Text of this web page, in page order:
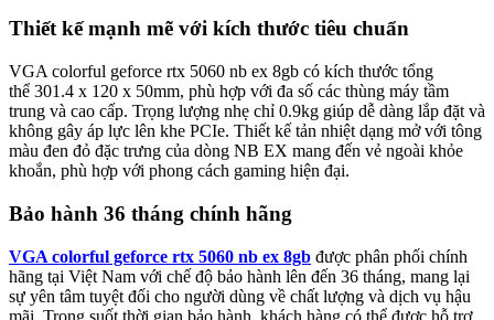
Thiết kế mạnh mẽ với kích thước tiêu chuẩn
VGA colorful geforce rtx 5060 nb ex 8gb có kích thước tổng
thể 301.4 x 120 x 50mm, phù hợp với đa số các thùng máy tầm
trung và cao cấp. Trọng lượng nhẹ chỉ 0.9kg giúp dễ dàng lắp đặt và
không gây áp lực lên khe PCIe. Thiết kế tản nhiệt dạng mở với tông
màu đen đỏ đặc trưng của dòng NB EX mang đến vẻ ngoài khỏe
khoắn, phù hợp với phong cách gaming hiện đại.
Bảo hành 36 tháng chính hãng
VGA colorful geforce rtx 5060 nb ex 8gb được phân phối chính
hãng tại Việt Nam với chế độ bảo hành lên đến 36 tháng, mang lại
sự yên tâm tuyệt đối cho người dùng về chất lượng và dịch vụ hậu
mãi. Trong suốt thời gian bảo hành, khách hàng có thể được hỗ trợ